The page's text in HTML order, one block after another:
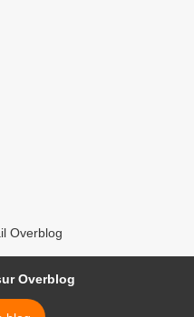
Overblog
Overblog